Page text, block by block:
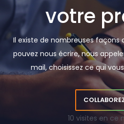
votre
Il existe de nombreuses façons
pouvez nous écrire, nous
mail, choisissez ce qui
10 visites en ce